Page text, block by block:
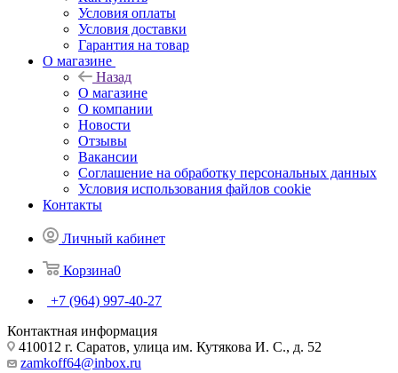
Условия оплаты
Условия доставки
Гарантия на товар
О магазине
Назад
О магазине
О компании
Новости
Отзывы
Вакансии
Соглашение на обработку персональных данных
Условия использования файлов cookie
Контакты
Личный кабинет
Корзина0
+7 (964) 997-40-27
Контактная информация
410012 г. Саратов, улица им. Кутякова И. С., д. 52
zamkoff64@inbox.ru